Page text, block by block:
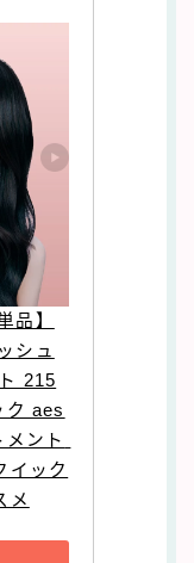
品】
シュ
215
ク aes
ント
イック
メ